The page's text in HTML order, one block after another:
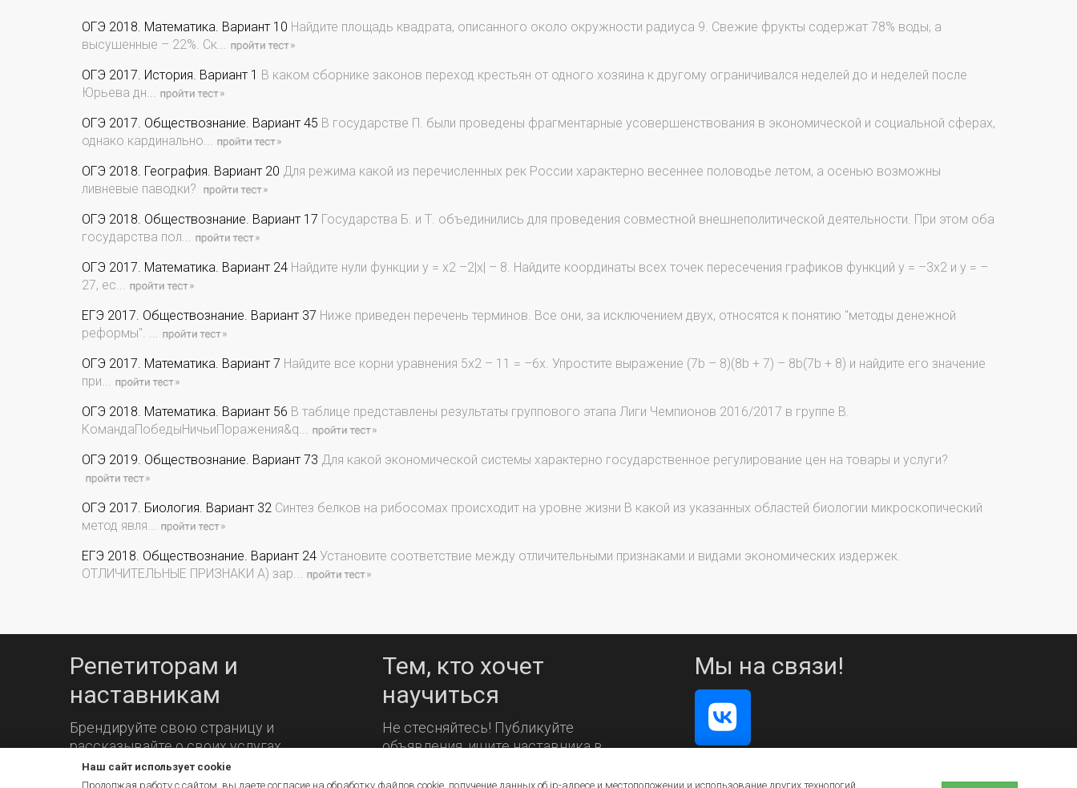
ОГЭ 2018. Математика. Вариант 10 Найдите площадь квадрата, описанного около окружности радиуса 9. Свежие фрукты содержат 78% воды, а
высушенные – 22%. Ск...
ОГЭ 2017. История. Вариант 1 В каком сборнике законов переход крестьян от одного хозяина к другому ограничивался неделей до и неделей после
Юрьева дн...
ОГЭ 2017. Обществознание. Вариант 45 В государстве П. были проведены фрагментарные усовершенствования в экономической и социальной сферах,
однако кардинально...
ОГЭ 2018. География. Вариант 20 Для режима какой из перечисленных рек России характерно весеннее половодье летом, а осенью возможны
ливневые паводки?
ОГЭ 2018. Обществознание. Вариант 17 Государства Б. и Т. объединились для проведения совместной внешнеполитической деятельности. При этом оба
государства пол...
ОГЭ 2017. Математика. Вариант 24 Найдите нули функции y = x2 –2|x| – 8. Найдите координаты всех точек пересечения графиков функций y = –3х2 и y = –
27, ес...
ЕГЭ 2017. Обществознание. Вариант 37 Ниже приведен перечень терминов. Все они, за исключением двух, относятся к понятию "методы денежной
реформы". ...
ОГЭ 2017. Математика. Вариант 7 Найдите все корни уравнения 5х2 – 11 = –6х. Упростите выражение (7b – 8)(8b + 7) – 8b(7b + 8) и найдите его значение
при...
ОГЭ 2018. Математика. Вариант 56 В таблице представлены результаты группового этапа Лиги Чемпионов 2016/2017 в группе В.
КомандаПобедыНичьиПоражения&q...
ОГЭ 2019. Обществознание. Вариант 73 Для какой экономической системы характерно государственное регулирование цен на товары и услуги?
ОГЭ 2017. Биология. Вариант 32 Синтез белков на рибосомах происходит на уровне жизни В какой из указанных областей биологии микроскопический
метод явля...
ЕГЭ 2018. Обществознание. Вариант 24 Установите соответствие между отличительными признаками и видами экономических издержек.
ОТЛИЧИТЕЛЬНЫЕ ПРИЗНАКИ А) зар...
Репетиторам и
наставникам
Брендируйте свою страницу и
рассказывайте о своих услугах.
Тем, кто хочет
научиться
Не стесняйтесь! Публикуйте
объявления, ищите наставника в
Мы на связи!
Наш сайт использует cookie
Продолжая работу с сайтом, вы даете согласие на обработку файлов cookie, получение данных об ip-адресе и местоположении и использование других технологий,